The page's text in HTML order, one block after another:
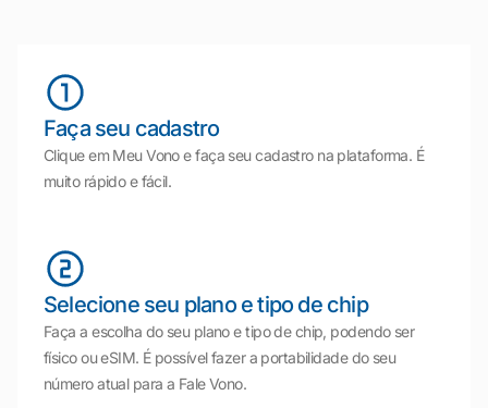
Faça seu cadastro
Clique em Meu Vono e faça seu cadastro na plataforma. É
muito rápido e fácil.
Selecione seu plano e tipo de chip
Faça a escolha do seu plano e tipo de chip, podendo ser
físico ou eSIM. É possível fazer a portabilidade do seu
número atual para a Fale Vono.